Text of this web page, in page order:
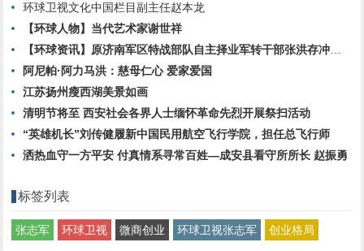
环球卫视文化中国栏目副主任赵本龙
【环球人物】当代艺术家谢世祥
【环球资讯】原济南军区特战部队自主择业军转干部张洪存冲顶之路
阿尼帕·阿力马洪：慈母仁心 爱家爱国
江苏扬州瘦西湖美景如画
清明节将至 西安社会各界人士缅怀革命先烈开展祭扫活动
“英雄机长”刘传健履新中国民用航空飞行学院，担任总飞行师
洒热血守一方平安 付真情系寻常百姓—成安县看守所所长 赵振勇
标签列表
张志军 环球卫视 微商创业 环球卫视张志军 创业格局